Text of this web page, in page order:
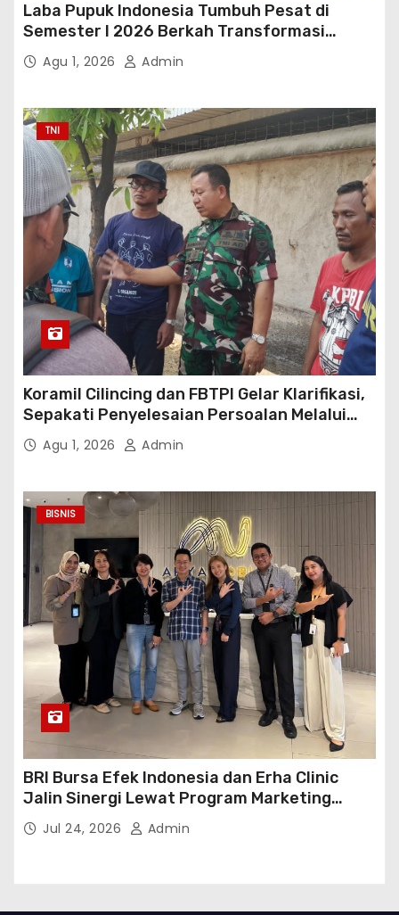
Laba Pupuk Indonesia Tumbuh Pesat di
Semester I 2026 Berkah Transformasi
Danantara
Agu 1, 2026 Admin
TNI
Koramil Cilincing dan FBTPI Gelar Klarifikasi,
Sepakati Penyelesaian Persoalan Melalui
DialogAgu 1, 2026 Admin
BISNIS
BRI Bursa Efek Indonesia dan Erha Clinic
Jalin Sinergi Lewat Program Marketing
Kolaborasi
Jul 24, 2026 Admin